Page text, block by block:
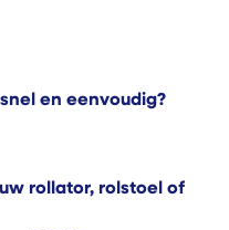
en eenvoudig?
rollator, rolstoel of